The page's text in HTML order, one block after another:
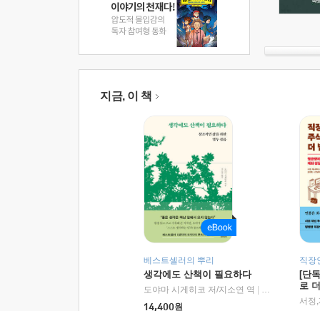
지금, 이 책
베스트셀러의 뿌리
생각에도 산책이 필요하다
도야마 시게히코 저/지소연 역
알에이치코리
14,400원
직장
[단
로